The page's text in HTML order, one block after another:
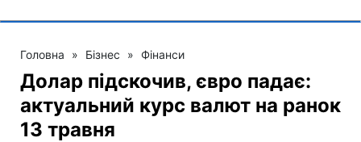
Головна » Бізнес » Фінанси
Долар підскочив, євро падає:
актуальний курс валют на ранок
13 травня